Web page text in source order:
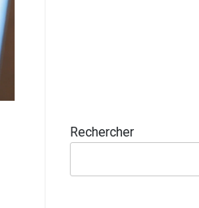
Rechercher